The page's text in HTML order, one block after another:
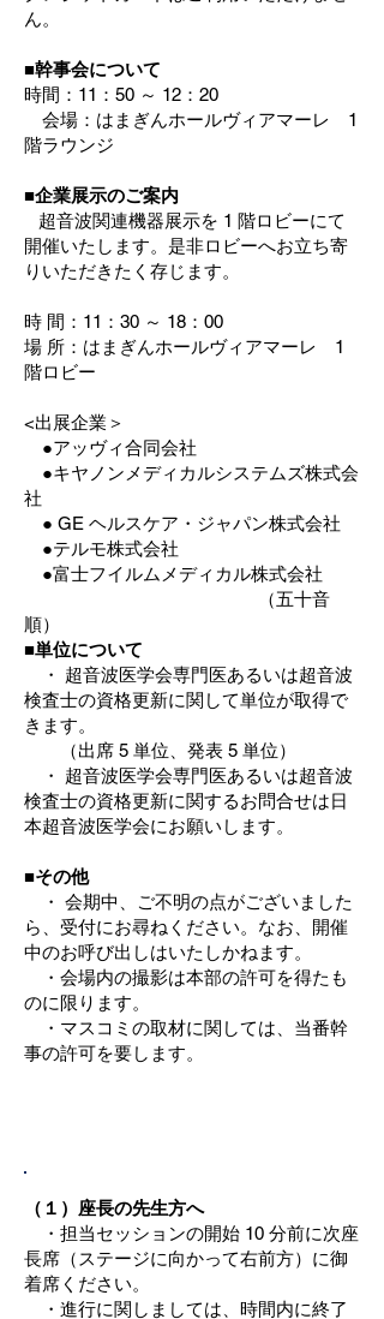
ん。
■幹事会について
時間：11：50 ～ 12：20
会場：はまぎんホールヴィアマーレ 1
階ラウンジ
■企業展示のご案内
超音波関連機器展示を 1 階ロビーにて
開催いたします。是非ロビーへお立ち寄
りいただきたく存じます。
時 間：11：30 ～ 18：00
場 所：はまぎんホールヴィアマーレ 1
階ロビー
<出展企業＞
●アッヴィ合同会社
●キヤノンメディカルシステムズ株式会
社
● GE ヘルスケア・ジャパン株式会社
●テルモ株式会社
●富士フイルムメディカル株式会社
（五十音
順）
■単位について
・ 超音波医学会専門医あるいは超音波
検査士の資格更新に関して単位が取得で
きます。
（出席 5 単位、発表 5 単位）
・ 超音波医学会専門医あるいは超音波
検査士の資格更新に関するお問合せは日
本超音波医学会にお願いします。
■その他
・ 会期中、ご不明の点がございました
ら、受付にお尋ねください。なお、開催
中のお呼び出しはいたしかねます。
・会場内の撮影は本部の許可を得たも
のに限ります。
・マスコミの取材に関しては、当番幹
事の許可を要します。
（１）座長の先生方へ
・担当セッションの開始 10 分前に次座
長席（ステージに向かって右前方）に御
着席ください。
・進行に関しましては、時間内に終了